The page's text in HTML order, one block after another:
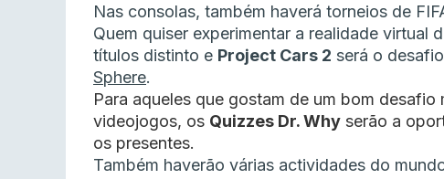
Nas consolas, também haverá torneios de
Quem quiser experimentar a realidade virtual
títulos distinto e Project Cars 2 será o
Sphere.
Para aqueles que gostam de um bom
videojogos, os Quizzes Dr. Why serão a
os presentes.
Também haverão várias actividades do